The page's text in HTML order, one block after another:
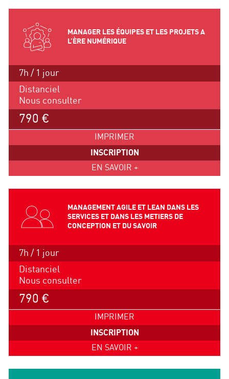
MANAGER LES ÉQUIPES ET LES PROJETS A
L’ÈRE NUMÉRIQUE
7h / 1 jour
Distanciel
Nous consulter
790 €
IMPRIMER
INSCRIPTION
EN SAVOIR +
MANAGEMENT AGILE ET LEAN DANS LES
SERVICES ET DANS LES METIERS DE
CONCEPTION ET DU SAVOIR
7h / 1 jour
Distanciel
Nous consulter
790 €
IMPRIMER
INSCRIPTION
EN SAVOIR +